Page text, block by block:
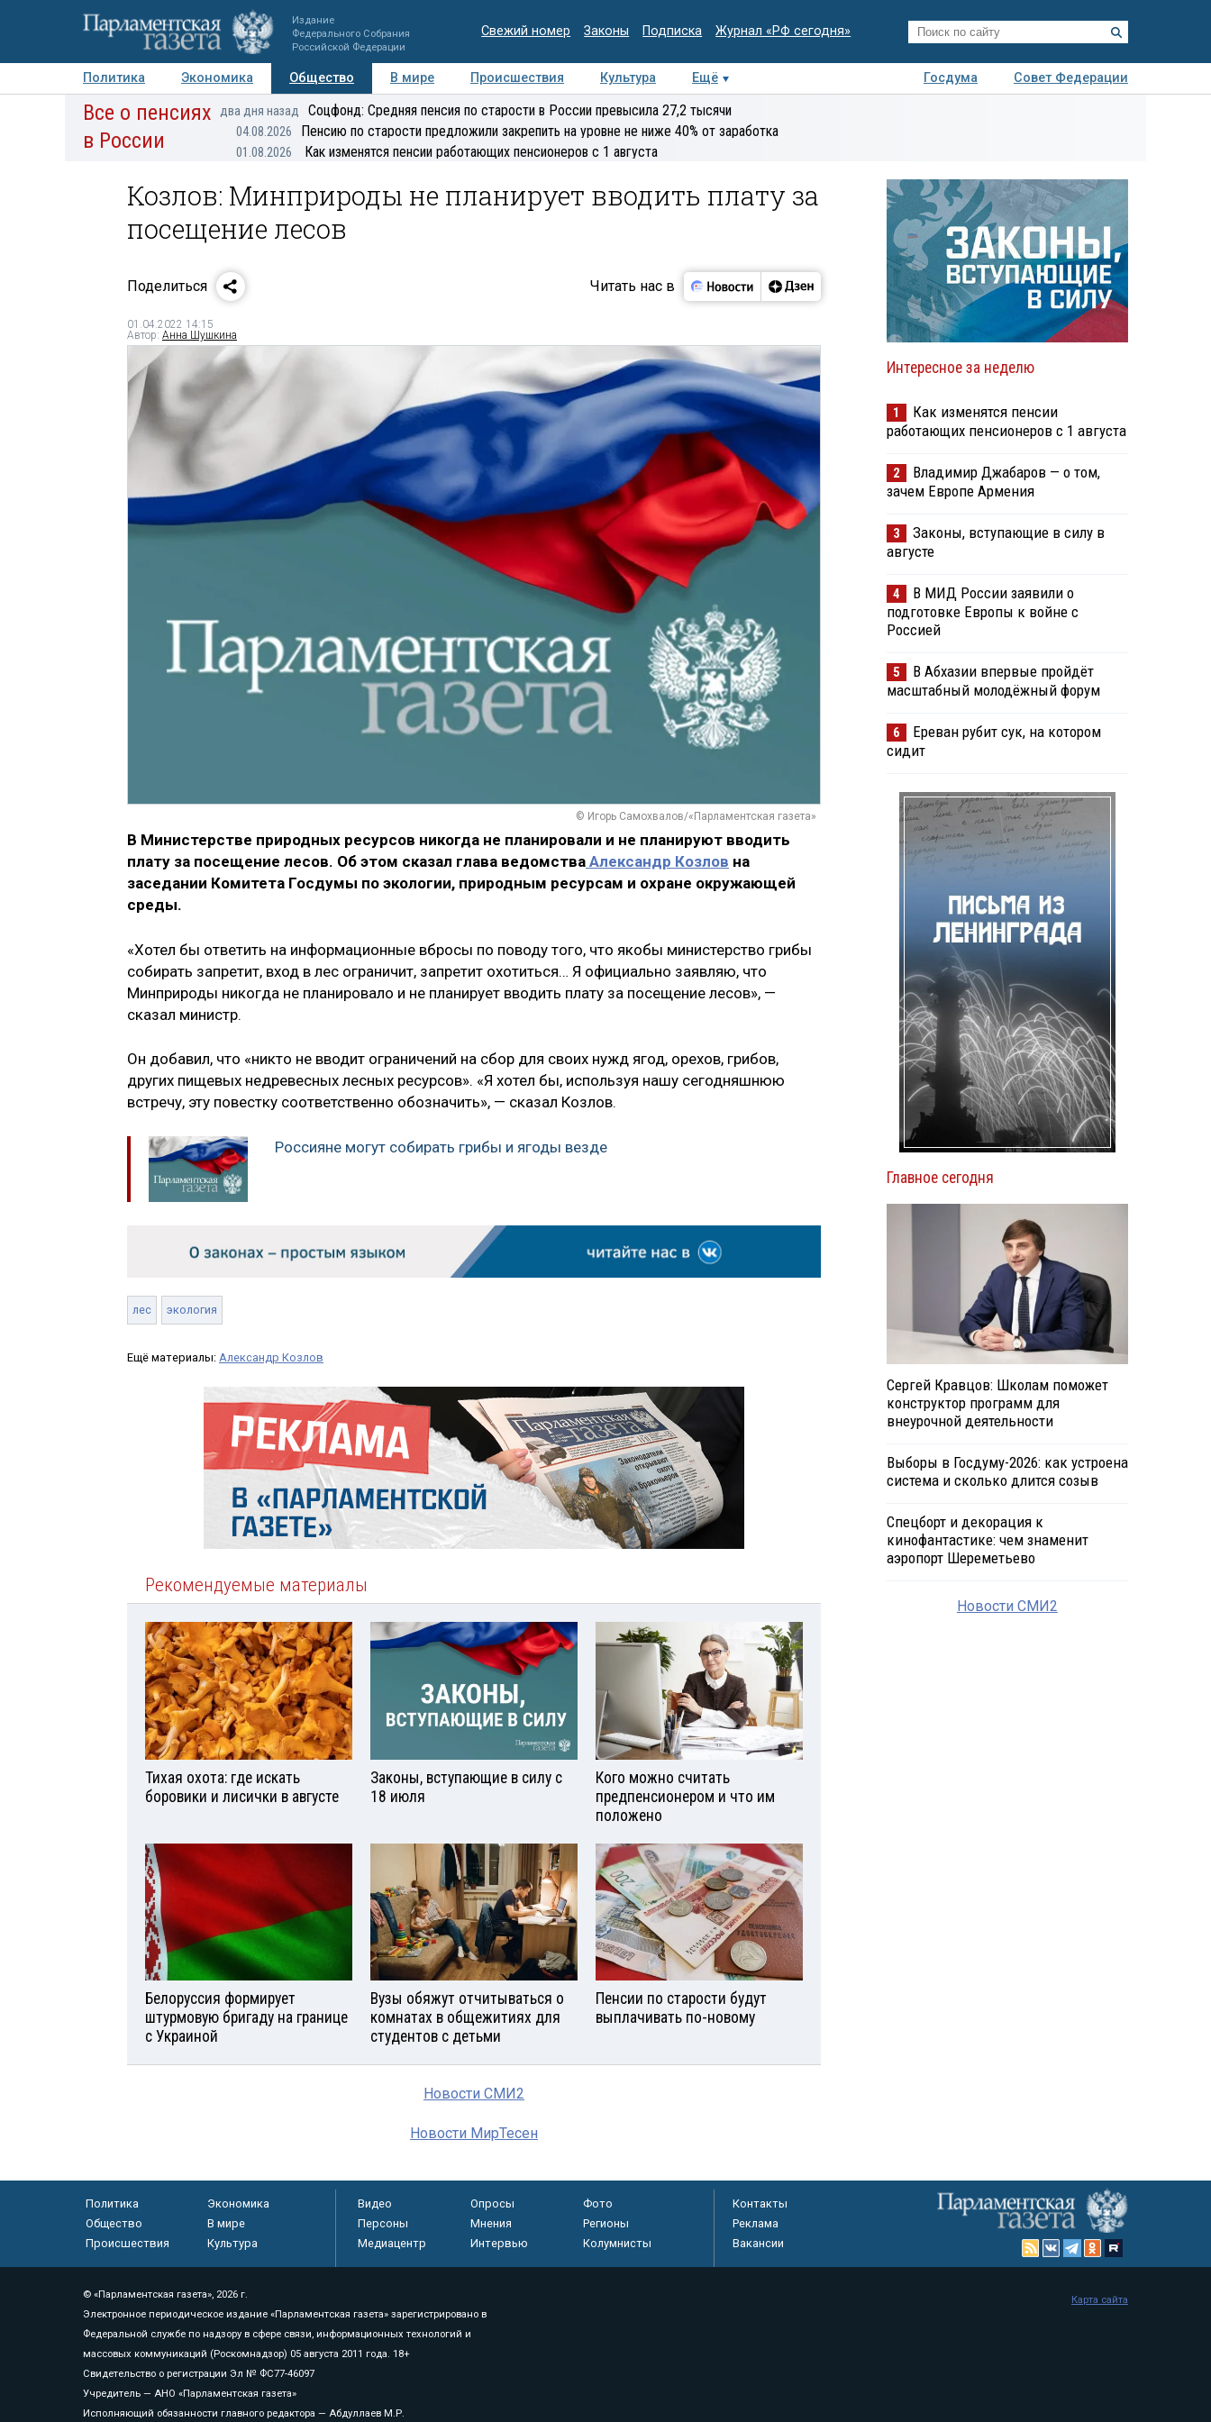
Издание
Федерального Собрания
Российской Федерации
Свежий номер Законы Подписка Журнал «РФ сегодня»
Политика Экономика Общество В мире Происшествия Культура Ещё Госдума
Совет Федерации
Авторы Персоны Мнения Регионы Медиацентр Интервью Колумнисты
Все о пенсиях
в России
два дня назад Соцфонд: Средняя пенсия по старости в России превысила 27,2 тысячи
04.08.2026 Пенсию по старости предложили закрепить на уровне не ниже 40% от заработка
01.08.2026 Как изменятся пенсии работающих пенсионеров с 1 августа
Козлов: Минприроды не планирует вводить плату за
посещение лесов
Поделиться Читать нас в
01.04.2022 14:15
Автор: Анна Шушкина
© Игорь Самохвалов/«Парламентская газета»
В Министерстве природных ресурсов никогда не планировали и не планируют вводить
плату за посещение лесов. Об этом сказал глава ведомства Александр Козлов на
заседании Комитета Госдумы по экологии, природным ресурсам и охране окружающей
среды.
«Хотел бы ответить на информационные вбросы по поводу того, что якобы министерство грибы
собирать запретит, вход в лес ограничит, запретит охотиться… Я официально заявляю, что
Минприроды никогда не планировало и не планирует вводить плату за посещение лесов», —
сказал министр.
Он добавил, что «никто не вводит ограничений на сбор для своих нужд ягод, орехов, грибов,
других пищевых недревесных лесных ресурсов». «Я хотел бы, используя нашу сегодняшнюю
встречу, эту повестку соответственно обозначить», — сказал Козлов.
Россияне могут собирать грибы и ягоды везде
лес экология
Ещё материалы: Александр Козлов
Рекомендуемые материалы
Тихая охота: где искать
боровики и лисички в августе
Законы, вступающие в силу с
18 июля
Кого можно считать
предпенсионером и что им
положено
Белоруссия формирует
штурмовую бригаду на границе
с Украиной
Вузы обяжут отчитываться о
комнатах в общежитиях для
студентов с детьми
Пенсии по старости будут
выплачивать по-новому
Новости СМИ2
Новости МирТесен
Интересное за неделю
1
Как изменятся пенсии
работающих пенсионеров с 1 августа
2
Владимир Джабаров — о том,
зачем Европе Армения
3
Законы, вступающие в силу в
августе
4
В МИД России заявили о
подготовке Европы к войне с
Россией
5
В Абхазии впервые пройдёт
масштабный молодёжный форум
6
Ереван рубит сук, на котором
сидит
Главное сегодня
Сергей Кравцов: Школам поможет
конструктор программ для
внеурочной деятельности
Выборы в Госдуму-2026: как устроена
система и сколько длится созыв
Спецборт и декорация к
кинофантастике: чем знаменит
аэропорт Шереметьево
Новости СМИ2
Политика
Экономика
Общество
В мире
Происшествия
Культура
Видео Опросы
Фото
Персоны
Мнения
Регионы
Медиацентр
Интервью Колумнисты
Контакты
Реклама
Вакансии
© «Парламентская газета», 2026 г.
Электронное периодическое издание «Парламентская газета» зарегистрировано в
Федеральной службе по надзору в сфере связи, информационных технологий и
массовых коммуникаций (Роскомнадзор) 05 августа 2011 года. 18+
Свидетельство о регистрации Эл № ФС77-46097
Учредитель — АНО «Парламентская газета»
Исполняющий обязанности главного редактора — Абдуллаев М.Р.
Карта сайта